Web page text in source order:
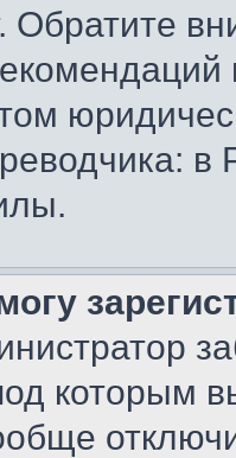
Обратите
в
которым